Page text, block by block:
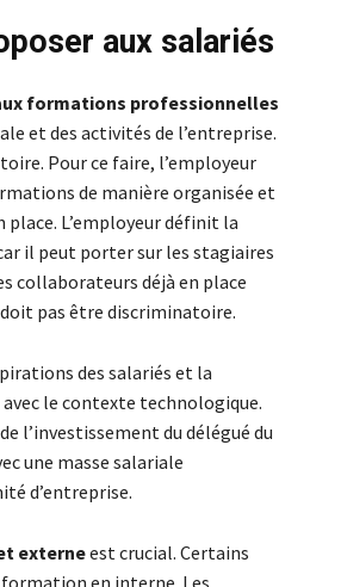
aux salariés
formations professionnelles
et des activités de l’entreprise.
Pour ce faire, l’employeur
de manière organisée et
L’employeur définit la
il peut porter sur les stagiaires
collaborateurs déjà en place
pas être discriminatoire.
des salariés et la
le contexte technologique.
l’investissement du délégué du
une masse salariale
d’entreprise.
externeest crucial. Certains
en interne. Les